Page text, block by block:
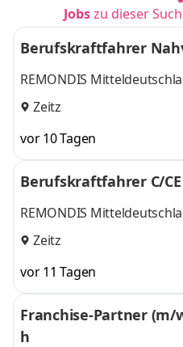
Jobszu dieser
Berufskraftfahrer
REMONDIS
Zeitz
vor 10 Tagen
Berufskraftfahrer C/
REMONDIS
Zeitz
vor 11 Tagen
Franchise-Partner (m/
h